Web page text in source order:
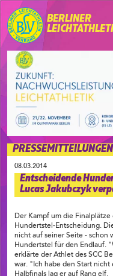
BERLINER
PRESSEMITTEILUNGEN
08.03.2014
Entscheidende
Lucas Jakubczyk
Der Kampf um die
Hundertstel-Entscheidung.
nicht auf seiner Seite - schon
Hundertstel für den Endlauf.
erklärte der Athlet des SCC
war. "Ich habe den Start
Halbfinals lag er auf Rang elf.